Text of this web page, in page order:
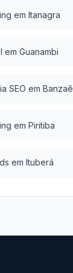
em Itanagra
em Guanambi
SEO em Banzaê
em Piritiba
em Ituberá